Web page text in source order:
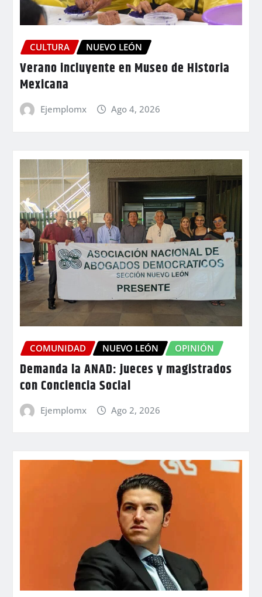
CULTURA NUEVO LEÓN
Verano incluyente en Museo de Historia
Mexicana
Ejemplomx Ago 4, 2026
COMUNIDAD NUEVO LEÓN OPINIÓN
Demanda la ANAD: jueces y magistrados
con Conciencia Social
Ejemplomx Ago 2, 2026